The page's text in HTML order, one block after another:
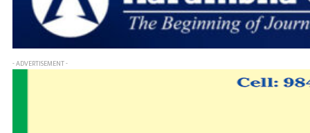
- ADVERTISEMENT -